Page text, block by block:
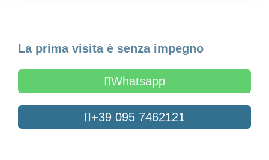
La prima visita è senza impegno
Whatsapp
+39 095 7462121